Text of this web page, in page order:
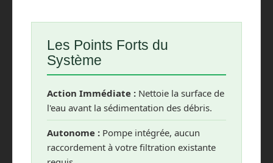
Les Points Forts du
Système
Action Immédiate : Nettoie la surface de
l'eau avant la sédimentation des débris.
Autonome : Pompe intégrée, aucun
raccordement à votre filtration existante